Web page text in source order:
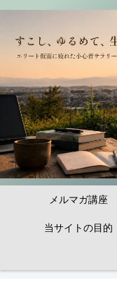
メルマガ講座
当サイトの目的